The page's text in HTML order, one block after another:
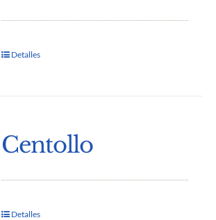
Detalles
Centollo
Detalles